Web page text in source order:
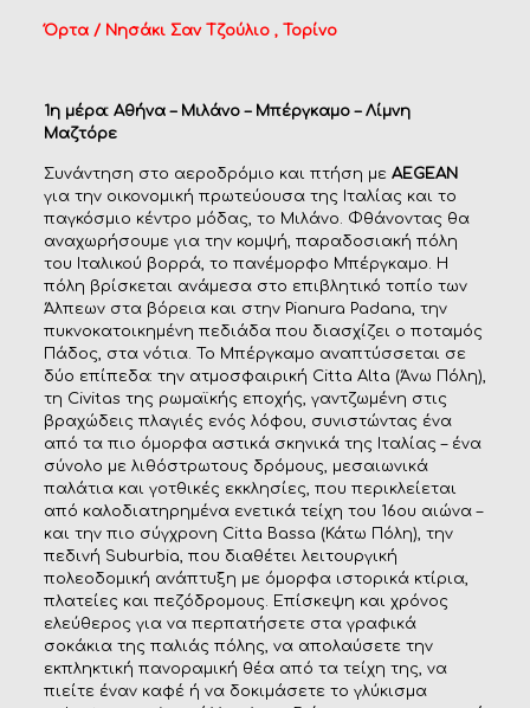
Όρτα / Νησάκι Σαν Τζούλιο , Τορίνο
1η μέρα: Αθήνα – Μιλάνο – Μπέργκαμο – Λίμνη
Μαζτόρε
Συνάντηση στο αεροδρόμιο και πτήση με AEGEAN
για την οικονομική πρωτεύουσα της Ιταλίας και το
παγκόσμιο κέντρο μόδας, το Μιλάνο. Φθάνοντας θα
αναχωρήσουμε για την κομψή, παραδοσιακή πόλη
του Ιταλικού βορρά, το πανέμορφο Μπέργκαμο. Η
πόλη βρίσκεται ανάμεσα στο επιβλητικό τοπίο των
Άλπεων στα βόρεια και στην Pianura Padana, την
πυκνοκατοικημένη πεδιάδα που διασχίζει ο ποταμός
Πάδος, στα νότια. Το Μπέργκαμο αναπτύσσεται σε
δύο επίπεδα: την ατμοσφαιρική Citta Alta (Άνω Πόλη),
τη Civitas της ρωμαϊκής εποχής, γαντζωμένη στις
βραχώδεις πλαγιές ενός λόφου, συνιστώντας ένα
από τα πιο όμορφα αστικά σκηνικά της Ιταλίας – ένα
σύνολο με λιθόστρωτους δρόμους, μεσαιωνικά
παλάτια και γοτθικές εκκλησίες, που περικλείεται
από καλοδιατηρημένα ενετικά τείχη του 16ου αιώνα –
και την πιο σύγχρονη Citta Bassa (Κάτω Πόλη), την
πεδινή Suburbia, που διαθέτει λειτουργική
πολεοδομική ανάπτυξη με όμορφα ιστορικά κτίρια,
πλατείες και πεζόδρομους. Επίσκεψη και χρόνος
ελεύθερος για να περπατήσετε στα γραφικά
σοκάκια της παλιάς πόλης, να απολαύσετε την
εκπληκτική πανοραμική θέα από τα τείχη της, να
πιείτε έναν καφέ ή να δοκιμάσετε το γλύκισμα